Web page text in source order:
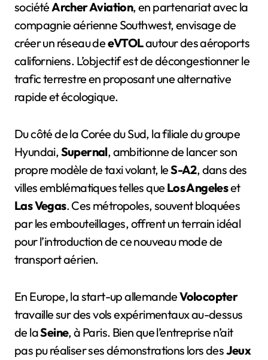
sociétéArcher Aviation, en partenariat avec la
compagnie aérienne Southwest, envisage de
créer un réseau deeVTOLautour des aéroports
californiens. L’objectif est de décongestionner le
trafic terrestre en proposant une alternative
rapide et écologique.
Du côté de la Corée du Sud, la filiale du groupe
Hyundai,Supernal, ambitionne de lancer son
propre modèle de taxi volant, leS-A2, dans des
villes emblématiques telles que Los Angeleset
Las Vegas. Ces métropoles, souvent bloquées
par les embouteillages, offrent un terrain idéal
pour l’introduction de ce nouveau mode de
transport aérien.
En Europe, la start-up allemandeVolocopter
travaille sur des vols expérimentaux au-dessus
de laSeine, à Paris. Bien que l’entreprise n’ait
pas pu réaliser ses démonstrations lors desJeux